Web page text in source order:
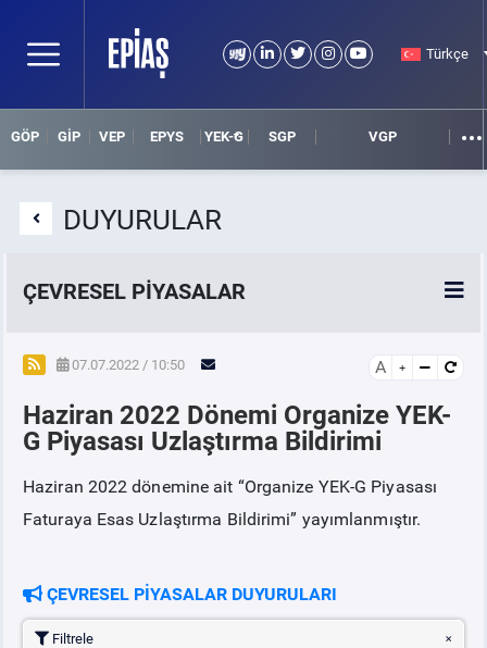
Türkçe
GÖP GİP VEP EPYS YEK-G SGP VGP
DUYURULAR
ÇEVRESEL PİYASALAR
YEK-G Piyasası
YEK-G Nedir?
07.07.2022 / 10:50 A
Haziran 2022 Dönemi Organize YEK-
G Piyasası Uzlaştırma Bildirimi
Haziran 2022 dönemine ait “Organize YEK-G Piyasası
Faturaya Esas Uzlaştırma Bildirimi” yayımlanmıştır.
ÇEVRESEL PİYASALAR DUYURULARI
Filtrele